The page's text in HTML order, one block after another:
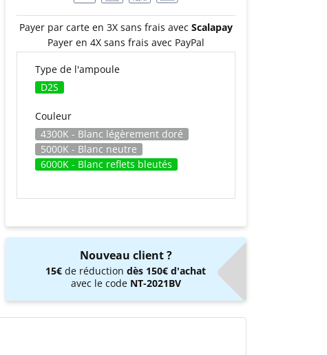
Payer par carte en 3X sans frais avec Scalapay
Payer en 4X sans frais avec PayPal
Type de l'ampoule
D2S
Couleur
4300K - Blanc légèrement doré
5000K - Blanc neutre
6000K - Blanc reflets bleutés
Nouveau client ?
15€ de réductiondès 150€ d'achat
avec le code NT-2021BV